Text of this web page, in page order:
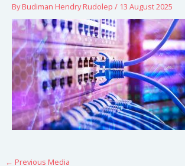
ByBudiman Hendry Rudolep / 13 August 2025
← Previous Media